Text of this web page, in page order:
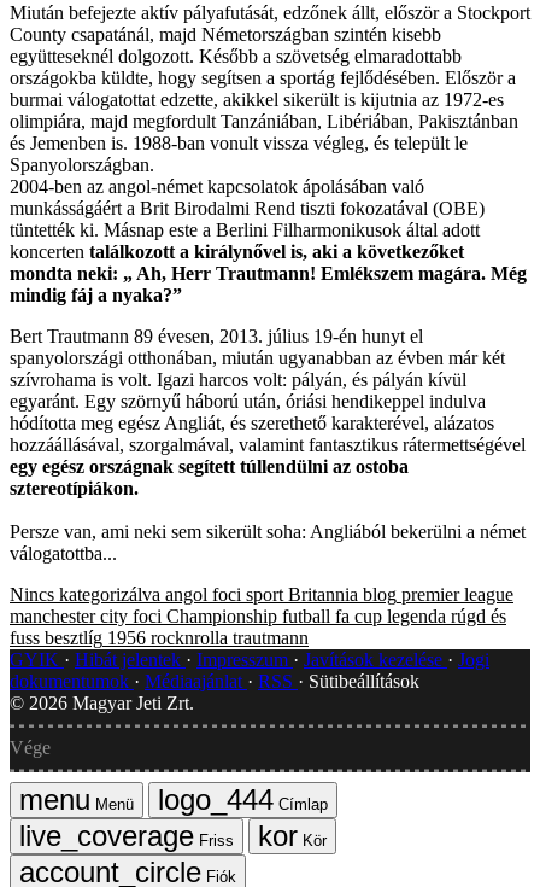
Miután befejezte aktív pályafutását, edzőnek állt, először a Stockport
County csapatánál, majd Németországban szintén kisebb
együtteseknél dolgozott. Később a szövetség elmaradottabb
országokba küldte, hogy segítsen a sportág fejlődésében. Először a
burmai válogatottat edzette, akikkel sikerült is kijutnia az 1972-es
olimpiára, majd megfordult Tanzániában, Libériában, Pakisztánban
és Jemenben is. 1988-ban vonult vissza végleg, és települt le
Spanyolországban.
2004-ben az angol-német kapcsolatok ápolásában való
munkásságáért a Brit Birodalmi Rend tiszti fokozatával (OBE)
tüntették ki. Másnap este a Berlini Filharmonikusok által adott
koncerten találkozott a királynővel is, aki a következőket
mondta neki: „ Ah, Herr Trautmann! Emlékszem magára. Még
mindig fáj a nyaka?”
Bert Trautmann 89 évesen, 2013. július 19-én hunyt el
spanyolországi otthonában, miután ugyanabban az évben már két
szívrohama is volt. Igazi harcos volt: pályán, és pályán kívül
egyaránt. Egy szörnyű háború után, óriási hendikeppel indulva
hódította meg egész Angliát, és szerethető karakterével, alázatos
hozzáállásával, szorgalmával, valamint fantasztikus rátermettségével
egy egész országnak segített túllendülni az ostoba
sztereotípiákon.
Persze van, ami neki sem sikerült soha: Angliából bekerülni a német
válogatottba...
Nincs kategorizálva angol foci sport Britannia blog premier league
manchester city foci Championship futball fa cup legenda rúgd és
fuss besztlíg 1956 rocknrolla trautmann
GYIK
Hibát jelentek Impresszum Javítások kezelése
Jogi
dokumentumok
Médiaajánlat RSS
Sütibeállítások
© 2026 Magyar Jeti Zrt.
Vége
Menü
Címlap
Friss
Kör
Fiók